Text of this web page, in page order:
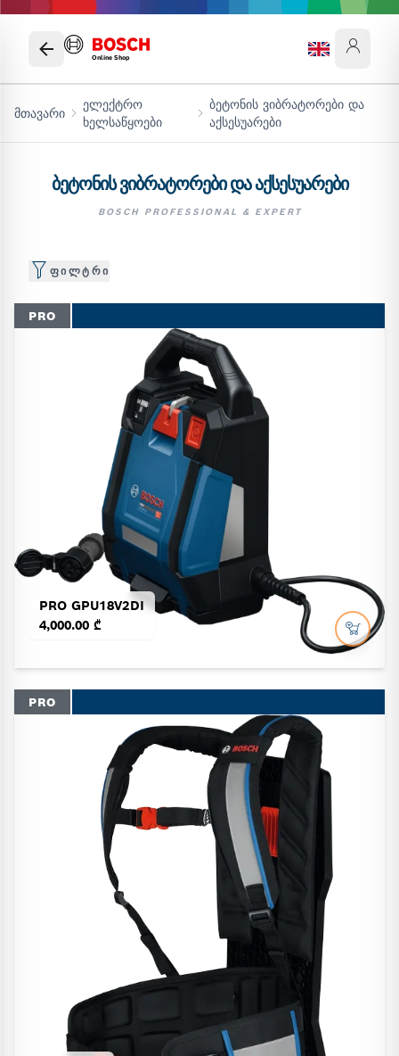
Online Shop
მთავარი
ელექტრო
ხელსაწყოები
ბეტონის ვიბრატორები და
აქსესუარები
ᲑᲔᲢᲝᲜᲘᲡ ᲕᲘᲑᲠᲐᲢᲝᲠᲔᲑᲘ ᲓᲐ ᲐᲥᲡᲔᲡᲣᲐᲠᲔᲑᲘ
BOSCH PROFESSIONAL & EXPERT
ᲤᲘᲚᲢᲠᲘ
PRO
PRO GPU18V2DI
4,000.00 ₾
PRO